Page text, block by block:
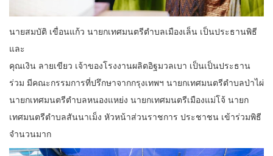
นายสมบัติ เขื่อนแก้ว นายกเทศมนตรีตำบลเมืองเล็น เป็นประธานพิธี
และ
คุณเงิน ลายเขียว เจ้าของโรงงานผลิตอิฐมวลเบา เป็นเป็นประธาน
ร่วม มีคณะกรรมการที่ปรึกษาจากกรุงเทพฯ นายกเทศมนตรีตำบลป่าไผ่
นายกเทศมนตรีตำบลหนองแหย่ง นายกเทศมนตรีเมืองแม่โจ้ นายก
เทศมนตรีตำบลสันนาเม็ง หัวหน้าส่วนราชการ ประชาชน เข้าร่วมพิธี
จำนวนมาก